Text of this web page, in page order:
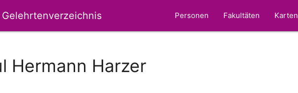
Personen Fakultäten Karten
Hermann Harzer